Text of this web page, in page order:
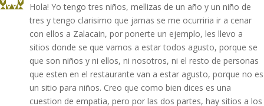
Hola! Yo tengo tres niños, mellizas de un año y un niño de
tres y tengo clarisimo que jamas se me ocurriria ir a cenar
con ellos a Zalacain, por ponerte un ejemplo, les llevo a
sitios donde se que vamos a estar todos agusto, porque se
que son niños y ni ellos, ni nosotros, ni el resto de personas
que esten en el restaurante van a estar agusto, porque no es
un sitio para niños. Creo que como bien dices es una
cuestion de empatia, pero por las dos partes, hay sitios a los